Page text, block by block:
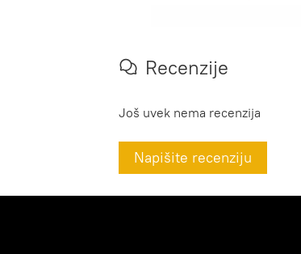
Recenzije
Još uvek nema recenzija
Napišite recenziju